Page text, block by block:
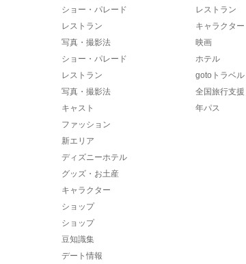
ショー・パレード
レストラン
写真・撮影法
ショー・パレード
レストラン
写真・撮影法
キャスト
ファッション
新エリア
ディズニーホテル
グッズ・お土産
キャラクター
ショップ
ショップ
豆知識集
デート情報
レストラン
キャラクター
映画
ホテル
gotoトラベル
全国旅行支援
年パス